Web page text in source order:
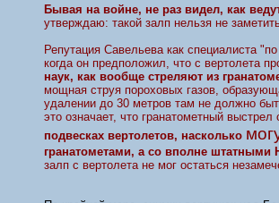
Бывая на войне, не раз видел, как
утверждаю: такой залп нельзя не
Репутация Савельева как специалиста
когда он предположил, что с вертолета
наук, как вообще стреляют из
мощная струя пороховых газов,
удалении до 30 метров там не должно
это означает, что гранатометный
подвесках вертолетов, насколько
гранатометами, а со вполне
залп с вертолета не мог остаться